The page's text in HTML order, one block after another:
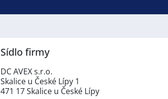
Sídlo firmy
DC AVEX s.r.o.
Skalice u České Lípy 1
471 17 Skalice u České Lípy